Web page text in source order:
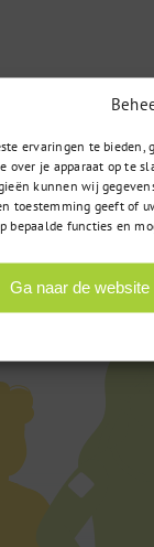
ervaringen te bieden,
over je apparaat op te
kunnen wij
toestemming geeft of
bepaalde functies en
Ga naar de website